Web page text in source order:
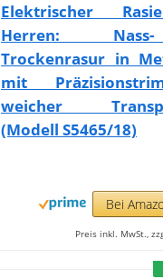
Elektrischer
Herren:
Trockenrasur in
mit
weicher
(Modell S5465/18)
Bei
Preis inkl. MwSt.,